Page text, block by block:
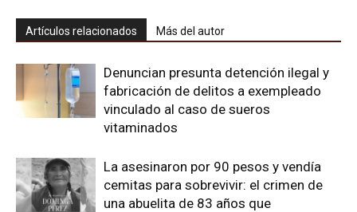
Artículos relacionados Más del autor
Denuncian presunta detención ilegal y
fabricación de delitos a exempleado
vinculado al caso de sueros
vitaminados
La asesinaron por 90 pesos y vendía
cemitas para sobrevivir: el crimen de
una abuelita de 83 años que